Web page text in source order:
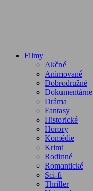
Filmy
Akčné
Animované
Dobrodružné
Dokumentárne
Dráma
Fantasy
Historické
Horory
Komédie
Krimi
Rodinné
Romantické
Sci-fi
Thriller